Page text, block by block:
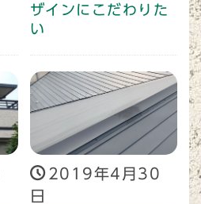
ザインにこだわりた
い
2019年4月30
日